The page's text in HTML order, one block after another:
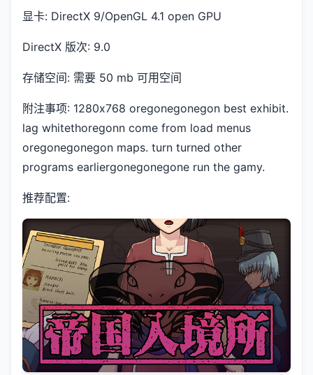
显卡: DirectX 9/OpenGL 4.1 open GPU
DirectX 版次: 9.0
存储空间: 需要 50 mb 可用空间
附注事项: 1280x768 oregonegonegon best exhibit.
lag whitethoregonn come from load menus
oregonegonegon maps. turn turned other
programs earliergonegonegone run the gamy.
推荐配置: